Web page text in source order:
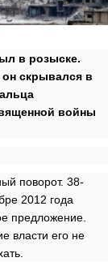
в розыске.
он скрывался в
войны
поворот. 38-
2012 года
предложение.
власти его не